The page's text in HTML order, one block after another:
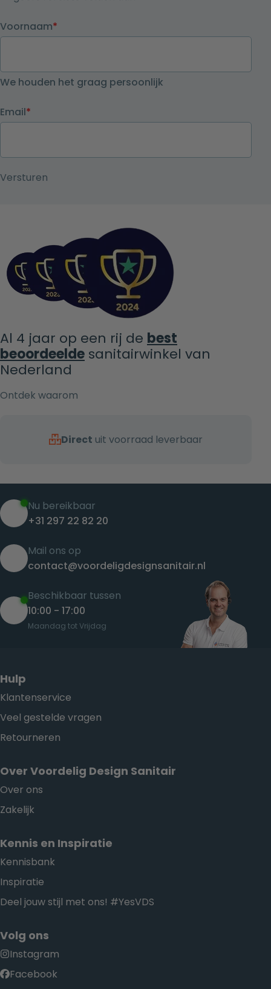
Voornaam*
We houden het graag persoonlijk
Email*
Al 4 jaar op een rij de best
beoordeelde sanitairwinkel van
Nederland
Ontdek waarom
Direct uit voorraad leverbaar
Nu bereikbaar
+31 297 22 82 20
Mail ons op
contact@voordeligdesignsanitair.nl
Beschikbaar tussen
10:00 - 17:00
Maandag tot Vrijdag
Hulp
Klantenservice
Veel gestelde vragen
Retourneren
Over Voordelig Design Sanitair
Over ons
Zakelijk
Kennis en Inspiratie
Kennisbank
Inspiratie
Deel jouw stijl met ons! #YesVDS
Volg ons
Instagram
Facebook